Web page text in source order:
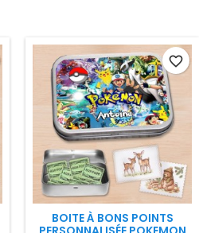
BOITE À BONS POINTS
favorite_border